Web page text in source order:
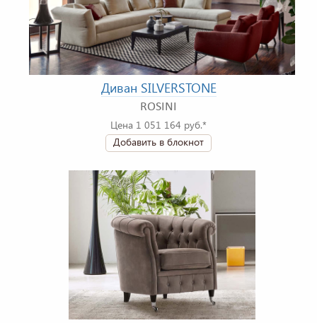
Диван SILVERSTONE
ROSINI
Цена 1 051 164 руб.*
Добавить в блокнот